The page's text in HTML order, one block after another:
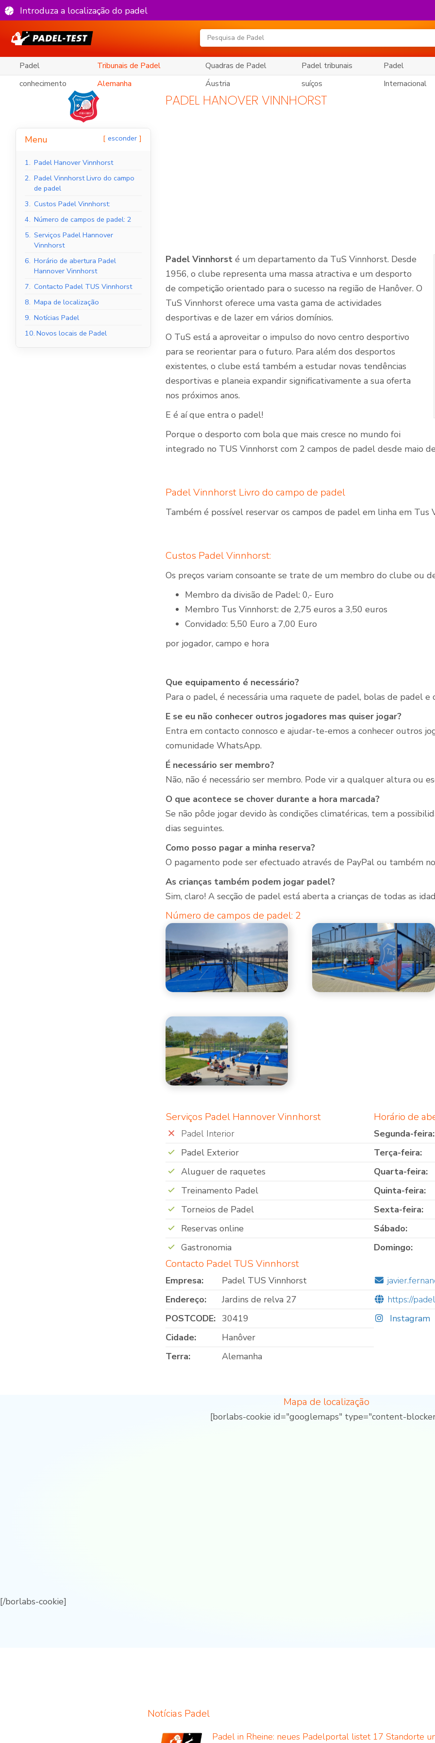
Introduza a localização do padel
Padel
conhecimento
Tribunais de Padel
Alemanha
Quadras de Padel
Áustria
Padel tribunais
suíços
Padel
Internacional
Menu esconder
1. Padel Hanover Vinnhorst
2. Padel Vinnhorst Livro do campo
de padel
3. Custos Padel Vinnhorst:
4. Número de campos de padel: 2
5. Serviços Padel Hannover
Vinnhorst
6. Horário de abertura Padel
Hannover Vinnhorst
7. Contacto Padel TUS Vinnhorst
8. Mapa de localização
9. Notícias Padel
10. Novos locais de Padel
PADEL HANOVER VINNHORST
Padel Vinnhorst é um departamento da TuS Vinnhorst. Desde
1956, o clube representa uma massa atractiva e um desporto
de competição orientado para o sucesso na região de Hanôver. O
TuS Vinnhorst oferece uma vasta gama de actividades
desportivas e de lazer em vários domínios.
O TuS está a aproveitar o impulso do novo centro desportivo
para se reorientar para o futuro. Para além dos desportos
existentes, o clube está também a estudar novas tendências
desportivas e planeia expandir significativamente a sua oferta
nos próximos anos.
E é aí que entra o padel!
Porque o desporto com bola que mais cresce no mundo foi
integrado no TUS Vinnhorst com 2 campos de padel desde maio
Padel Vinnhorst Livro do campo de padel
Também é possível reservar os campos de padel em linha em
Custos Padel Vinnhorst:
Os preços variam consoante se trate de um membro do clube ou
Membro da divisão de Padel: 0,- Euro
Membro Tus Vinnhorst: de 2,75 euros a 3,50 euros
Convidado: 5,50 Euro a 7,00 Euro
por jogador, campo e hora
Que equipamento é necessário?
Para o padel, é necessária uma raquete de padel, bolas de padel
E se eu não conhecer outros jogadores mas quiser jogar?
Entra em contacto connosco e ajudar-te-emos a conhecer outros
comunidade WhatsApp.
É necessário ser membro?
Não, não é necessário ser membro. Pode vir a qualquer altura ou
O que acontece se chover durante a hora marcada?
Se não pôde jogar devido às condições climatéricas, tem a
dias seguintes.
Como posso pagar a minha reserva?
O pagamento pode ser efectuado através de PayPal ou também
As crianças também podem jogar padel?
Sim, claro! A secção de padel está aberta a crianças de todas as
Número de campos de padel: 2
Serviços Padel Hannover Vinnhorst
Padel Interior
Padel Exterior
Aluguer de raquetes
Treinamento Padel
Torneios de Padel
Reservas online
Gastronomia
Horário de
Segunda-feira:
Terça-feira:
Quarta-feira:
Quinta-feira:
Sexta-feira:
Sábado:
Domingo:
Contacto Padel TUS Vinnhorst
Empresa:
Padel TUS Vinnhorst
Endereço:
Jardins de relva 27
POSTCODE: 30419
Cidade:
Hanôver
Terra:
Alemanha
https://
Instagram
Mapa de localização
[borlabs-cookie id="googlemaps" type="content-
[/borlabs-cookie]
Notícias Padel
Interior
Quadras de Padel ao
ar livre